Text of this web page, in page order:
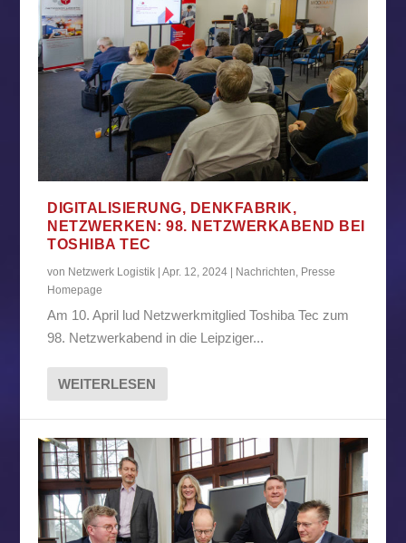
DIGITALISIERUNG, DENKFABRIK,
NETZWERKEN: 98. NETZWERKABEND BEI
TOSHIBA TEC
von Netzwerk Logistik |Apr. 12, 2024 | Nachrichten, Presse
Homepage
Am 10. April lud Netzwerkmitglied Toshiba Tec zum
98. Netzwerkabend in die Leipziger...
WEITERLESEN